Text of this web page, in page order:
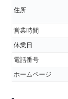
住所
営業時間
休業日
電話番号
ホームページ